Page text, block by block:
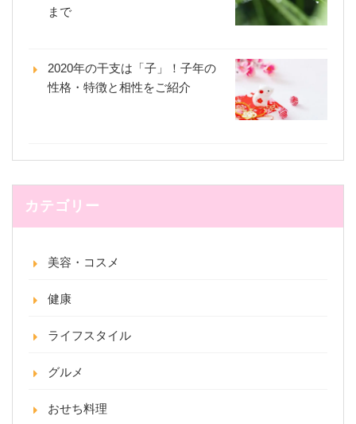
まで
2020年の干支は「子」！子年の
性格・特徴と相性をご紹介
カテゴリー
美容・コスメ
健康
ライフスタイル
グルメ
おせち料理